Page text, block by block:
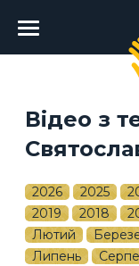
Головне
меню
Відео з
2026 2025
2019
2018
Лютий
Липень